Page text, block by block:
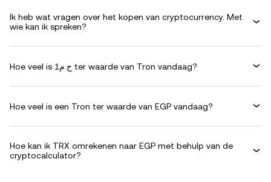
Ik heb wat vragen over het kopen van cryptocurrency. Met
wie kan ik spreken?
Hoe veel is ج.م1 ter waarde van Tron vandaag?
Hoe veel is een Tron ter waarde van EGP vandaag?
Hoe kan ik TRX omrekenen naar EGP met behulp van de
cryptocalculator?